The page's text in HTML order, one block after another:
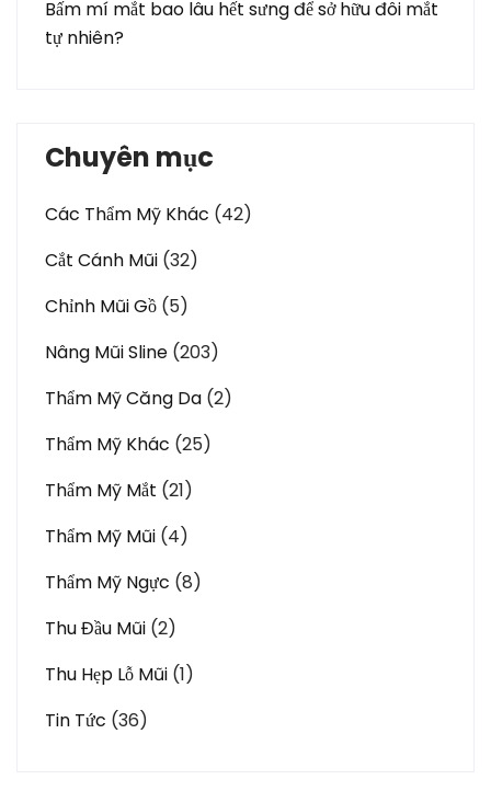
Bấm mí mắt bao lâu hết sưng để sở hữu đôi mắt
tự nhiên?
Chuyên mục
Các Thẩm Mỹ Khác (42)
Cắt Cánh Mũi (32)
Chỉnh Mũi Gồ (5)
Nâng Mũi Sline (203)
Thẩm Mỹ Căng Da (2)
Thẩm Mỹ Khác (25)
Thẩm Mỹ Mắt (21)
Thẩm Mỹ Mũi (4)
Thẩm Mỹ Ngực (8)
Thu Đầu Mũi (2)
Thu Hẹp Lỗ Mũi (1)
Tin Tức (36)